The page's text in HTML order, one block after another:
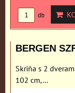
db
BERGEN
Skriňa s 2
102 cm,...